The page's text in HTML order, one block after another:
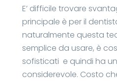
E’ difficile trovare
principale è per il
naturalmente questa
semplice da usare, è
sofisticati e quindi ha
considerevole. Costo